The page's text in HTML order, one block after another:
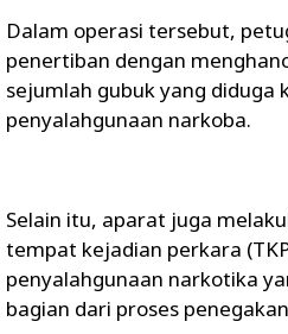
Dalam operasi tersebut,
penertiban dengan
sejumlah gubuk yang
penyalahgunaan narkoba.
Selain itu, aparat juga
tempat kejadian perkara
penyalahgunaan narkotika
bagian dari proses